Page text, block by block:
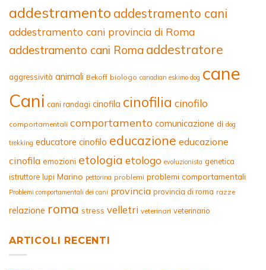
addestramento addestramento cani
addestramento cani provincia di Roma
addestramento cani Roma addestratore
aggressività animali Bekoff biologo canadian eskimo dog cane
Cani cani randagi cinofila cinofilia cinofilo
comportamentali comportamento comunicazione di dog
trekking educatore cinofilo educazione educazione
cinofila emozioni etologia etologo evoluzionista genetica
istruttore lupi Marino pettorina problemi problemi comportamentali
Problemi comportamentali dei cani provincia provincia di roma razze
relazione roma stress velletri veterinari veterinario
ARTICOLI RECENTI